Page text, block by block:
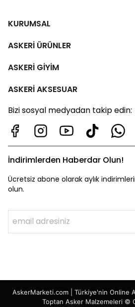
KURUMSAL
ASKERİ ÜRÜNLER
ASKERİ GİYİM
ASKERİ AKSESUAR
Bizi sosyal medyadan takip edin:
İndirimlerden Haberdar Olun!
Ücretsiz abone olarak aylık
olun.
AskerMarketi.com | Türkiye'nin Online
Toptan Asker Malzemeleri ©